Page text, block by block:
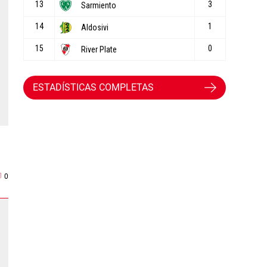
0
ESTADÍSTICAS COMPLETAS